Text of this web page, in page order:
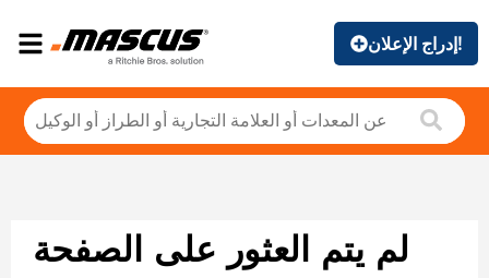
إدراج الإعلان!
لم يتم العثور على الصفحة